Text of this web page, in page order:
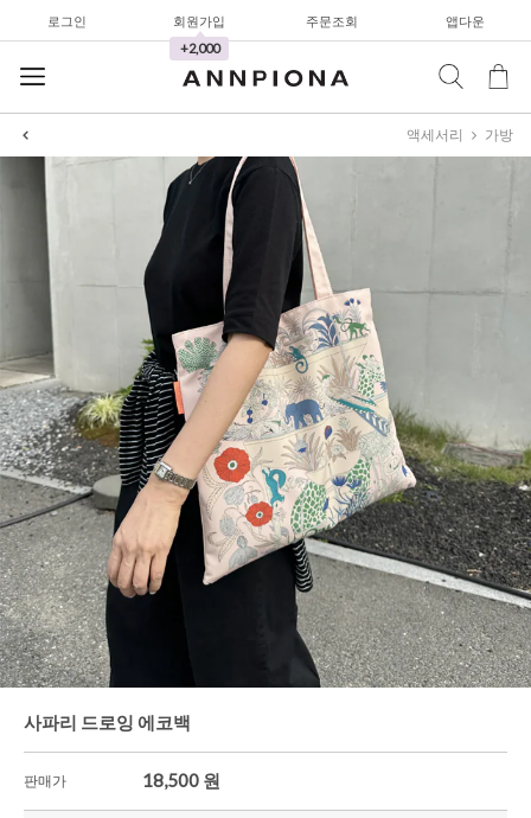
로그인
회원가입
+2,000
주문조회 앱다운
한정세일
셔츠&블라우스
가디건/니트
와이드팬츠
셔츠&블라우스
가디건/니트
와이드팬츠
한정세일
액세서리 가방
사파리 드로잉 에코백
판매가 18,500 원